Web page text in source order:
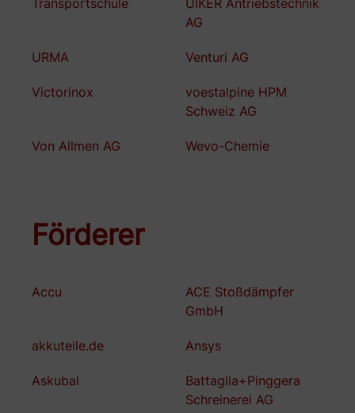
AG
URMA Venturi AG
Victorinox
voestalpine HPM
Schweiz AG
Von Allmen AG Wevo-Chemie
Förderer
Accu
ACE Stoßdämpfer
GmbH
akkuteile.de Ansys
Askubal
Battaglia+Pinggera
Schreinerei AG